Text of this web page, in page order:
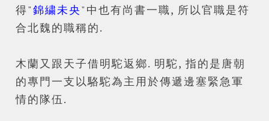
得"錦繍未央"中也有尚書一職, 所以官職是符
合北魏的職稱的.
木蘭又跟天子借明駝返鄉. 明駝, 指的是唐朝
的專門一支以駱駝為主用於傳遞邊塞緊急軍
情的隊伍.